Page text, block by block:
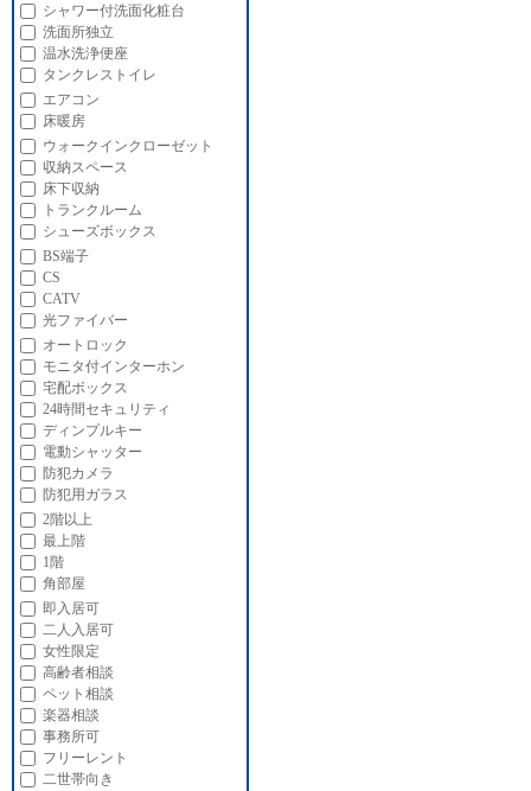
シャワー付洗面化粧台
洗面所独立
温水洗浄便座
タンクレストイレ
エアコン
床暖房
ウォークインクローゼット
収納スペース
床下収納
トランクルーム
シューズボックス
BS端子
CS
CATV
光ファイバー
オートロック
モニタ付インターホン
宅配ボックス
24時間セキュリティ
ディンプルキー
電動シャッター
防犯カメラ
防犯用ガラス
2階以上
最上階
1階
角部屋
即入居可
二人入居可
女性限定
高齢者相談
ペット相談
楽器相談
事務所可
フリーレント
二世帯向き